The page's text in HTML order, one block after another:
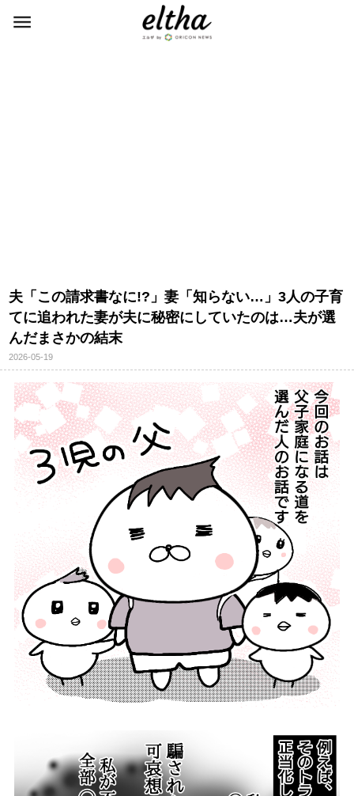
夫「この請求書なに!?」妻「知らない…」3人の子育
てに追われた妻が夫に秘密にしていたのは…夫が選
んだまさかの結末
2026-05-19